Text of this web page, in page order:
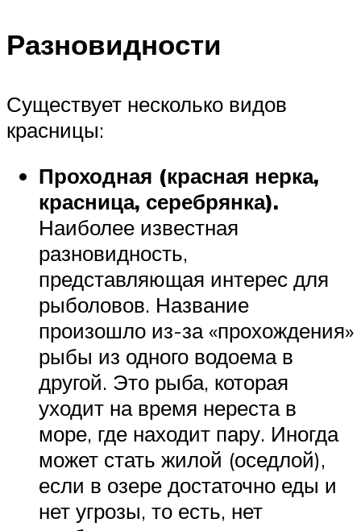
Разновидности
Существует несколько видов
красницы:
Проходная (красная нерка,
красница, серебрянка).
Наиболее известная
разновидность,
представляющая интерес для
рыболовов. Название
произошло из-за «прохождения»
рыбы из одного водоема в
другой. Это рыба, которая
уходит на время нереста в
море, где находит пару. Иногда
может стать жилой (оседлой),
если в озере достаточно еды и
нет угрозы, то есть, нет